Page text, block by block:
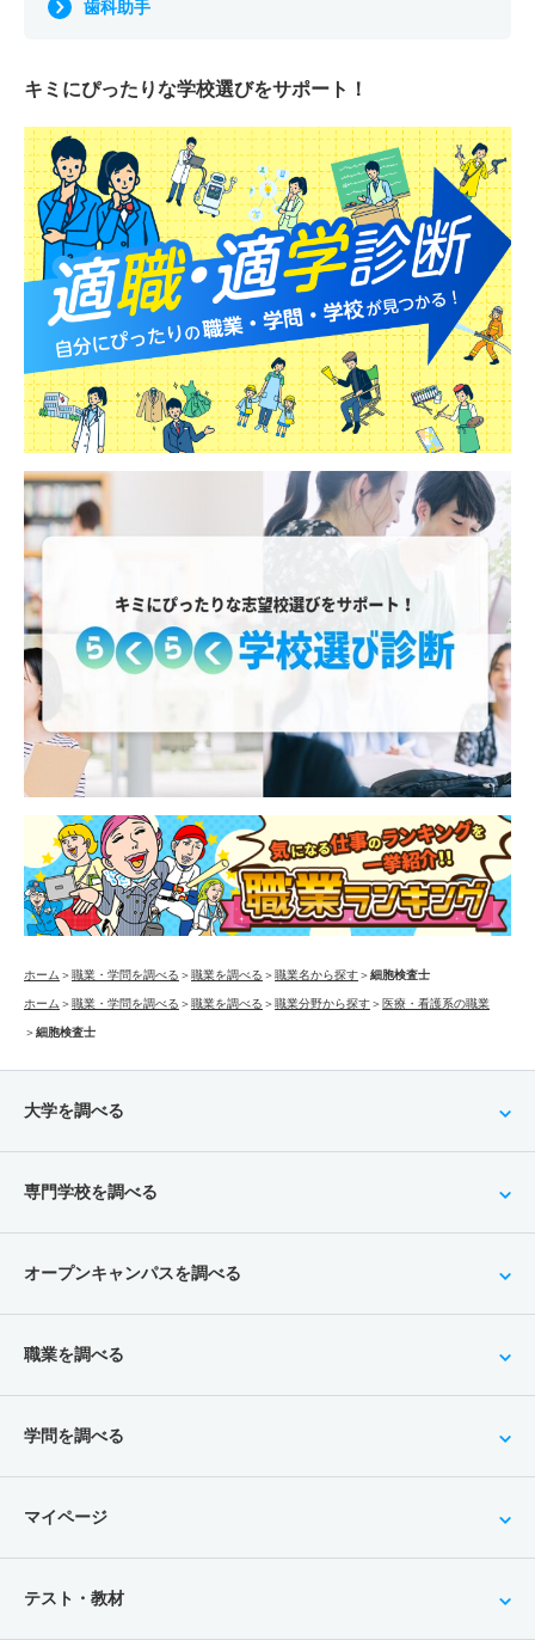
歯科助手
キミにぴったりな学校選びをサポート！
ホーム ＞職業・学問を調べる ＞職業を調べる ＞職業名から探す＞細胞検査士
ホーム ＞職業・学問を調べる ＞職業を調べる ＞職業分野から探す＞ 医療・看護系の職業
＞細胞検査士
大学を調べる
専門学校を調べる
オープンキャンパスを調べる
職業を調べる
学問を調べる
マイページ
テスト・教材